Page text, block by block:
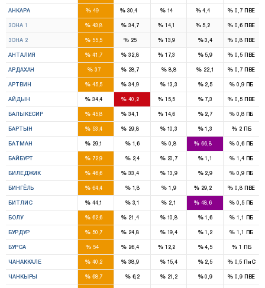
АНКАРА % 49 %30,4 %14 %4,4 % 0,7 ПВЕ
ЗОНА 1 %43,8 % 34,7 %14,1 %5,2 % 0,6 ПВЕ
ЗОНА 2 %55,5 % 25 %13,9 %3,4 % 0,8 ПВЕ
АНТАЛИЯ %41,7 % 32,8 %17,3 %5,9 % 0,5 ПВЕ
АРДАХАН %37 % 28,7 % 8,8 % 22,1 % 0,7 ПВЕ
АРТВИН %45,5 % 34,9 %13,3 %2,5 % 0,9 ПБ
АЙДЫН %34,4 % 40,2 %15,5 %7,3 % 0,5 ПВЕ
БАЛЫКЕСИР %45,8 % 34,1 %14,6 %2,7 % 0,8 ПБ
БАРТЫН %53,4 % 29,8 %10,3 %1,3 %2 ПБ
БАТМАН %29,1 %1,6 % 0,8 % 66,8 % 0,6 ПБ
БАЙБУРТ %72,9 %2,4 %20,7 %1,1 % 1,4 ПБ
БИЛЕДЖИК %46,6 % 33,4 %13,9 %2,9 % 0,9 ПБ
БИНГЁЛЬ %64,4 %1,8 % 1,9 % 29,2 % 0,8 ПВЕ
БИТЛИС %44,1 %3,1 % 2,1 % 48,6 % 0,5 ПБ
БОЛУ %62,6 % 21,4 %10,8 %1,6 % 1,1 ПБ
БУРДУР %50,7 % 24,8 %19,4 %1,2 % 1,1 ПБ
БУРСА % 54 % 26,4 %12,2 %4,5 %1 ПБ
ЧАНАККАЛЕ %40,2 % 38,9 %15,4 %2,5 %0,5ПиС
ЧАНКЫРЫ %68,7 %6,2 %21,2 %0,9 % 0,9 ПВЕ